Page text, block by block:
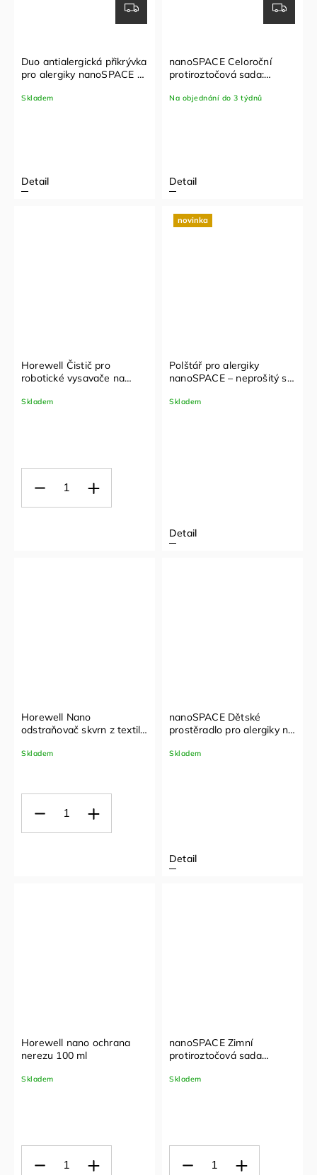
Duo antialergická přikrývka
pro alergiky nanoSPACE -
Skladem
Detail
nanoSPACE Celoroční
protiroztočová sada:
přikrývka (70x90
Na objednání do 3 týdnů
Detail
Horewell Čistič pro
robotické vysavače na
Skladem
novinka
Polštář pro alergiky
nanoSPACE – neprošitý se
cm, Váha: 500 g
Skladem
Detail
Horewell Nano
odstraňovač skvrn z textilu
Skladem
nanoSPACE Dětské
prostěradlo pro alergiky na
gumou | Nanobavlna® –
Skladem
Detail
Horewell nano ochrana
nerezu 100 ml
Skladem
nanoSPACE Zimní
protiroztočová sada
přikrývka + povlak na
Skladem